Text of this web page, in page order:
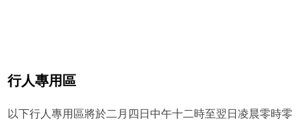
行人專用區
以下行人專用區將於二月四日中午十二時至翌日凌晨零時零